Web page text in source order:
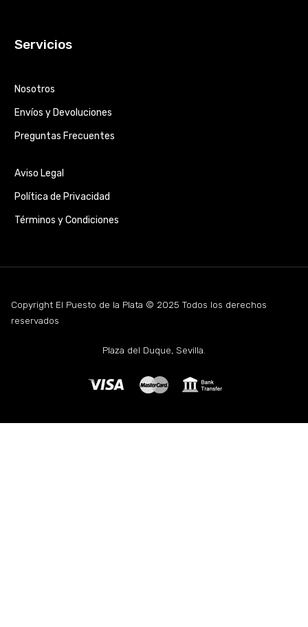
Servicios
Nosotros
Envíos y Devoluciones
Preguntas Frecuentes
Aviso Legal
Política de Privacidad
Términos y Condiciones
Copyright El Puesto de la Plata © 2025 Todos los derechos
reservados
Plaza del Duque, Sevilla.